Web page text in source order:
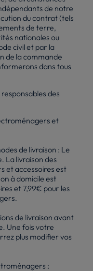
de notre
du contrat (tels
de terre,
nationales ou
civil et par la
de la commande
dans tous
des
et
de livraison : Le
La livraison des
et accessoires est
à domicile est
et 7,99€ pour les
de livraison avant
Une fois votre
plus modifier vos
: